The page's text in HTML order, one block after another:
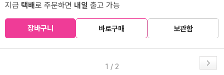
지금 택배로 주문하면 내일 출고 가능
장바구니 바로구매 보관함
1 / 2